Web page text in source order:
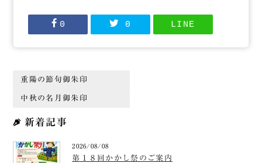
0 0 LINE
重陽の節句御朱印
中秋の名月御朱印
新着記事
2026/08/08
第１８回かかし祭のご案内